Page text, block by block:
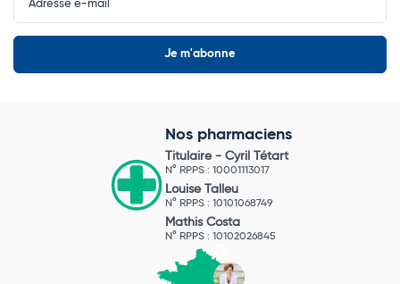
Nos pharmaciens
Titulaire - Cyril Tétart
N° RPPS : 10001113017
Louise Talleu
N° RPPS : 10101068749
Mathis Costa
N° RPPS : 10102026845